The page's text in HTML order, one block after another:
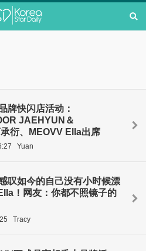
牌快闪店活动：
JAEHYUN＆
衍、MEOVV Ella出席
Yuan
叹如今的自己没有小时候漂
！网友：你都不照镜子的
Tracy